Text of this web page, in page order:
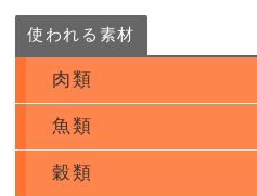
使われる素材
肉類
魚類
穀類